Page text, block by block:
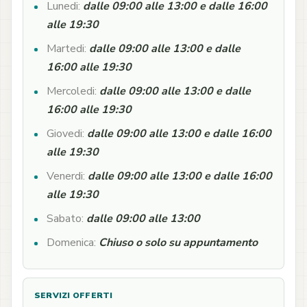
Lunedi: dalle 09:00 alle 13:00 e dalle 16:00
alle 19:30
Martedi: dalle 09:00 alle 13:00 e dalle
16:00 alle 19:30
Mercoledi: dalle 09:00 alle 13:00 e dalle
16:00 alle 19:30
Giovedi: dalle 09:00 alle 13:00 e dalle 16:00
alle 19:30
Venerdi: dalle 09:00 alle 13:00 e dalle 16:00
alle 19:30
Sabato: dalle 09:00 alle 13:00
Domenica: Chiuso o solo su appuntamento
SERVIZI OFFERTI